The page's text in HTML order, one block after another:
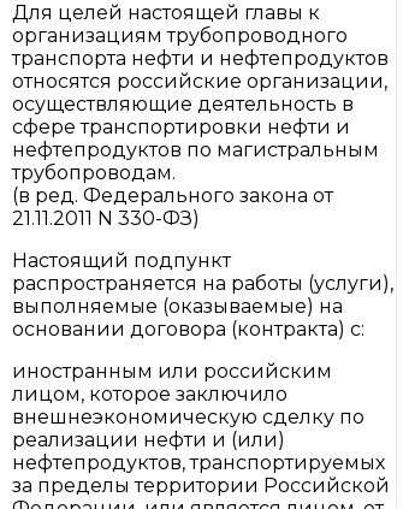
Для целей настоящей главы к
организациям трубопроводного
транспорта нефти и нефтепродуктов
относятся российские организации,
осуществляющие деятельность в
сфере транспортировки нефти и
нефтепродуктов по магистральным
трубопроводам.
(в ред. Федерального закона от
21.11.2011 N 330-ФЗ)
Настоящий подпункт
распространяется на работы (услуги),
выполняемые (оказываемые) на
основании договора (контракта) с:
иностранным или российским
лицом, которое заключило
внешнеэкономическую сделку по
реализации нефти и (или)
нефтепродуктов, транспортируемых
за пределы территории Российской